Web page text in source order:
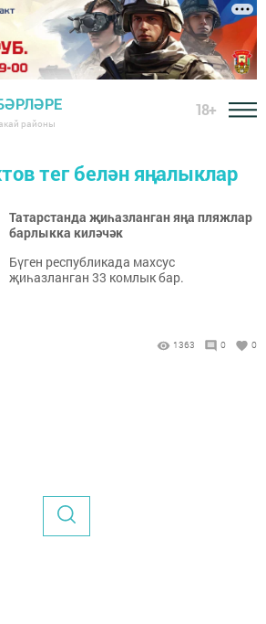
районы
18+
тег белән яңалыклар
Татарстанда җиһазланган яңа пляжлар
барлыкка киләчәк
Бүген республикада махсус
җиһазланган 33 комлык бар.
1363 0 0